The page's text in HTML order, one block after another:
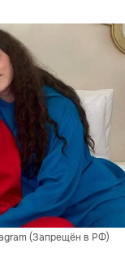
(Запрещён в РФ)